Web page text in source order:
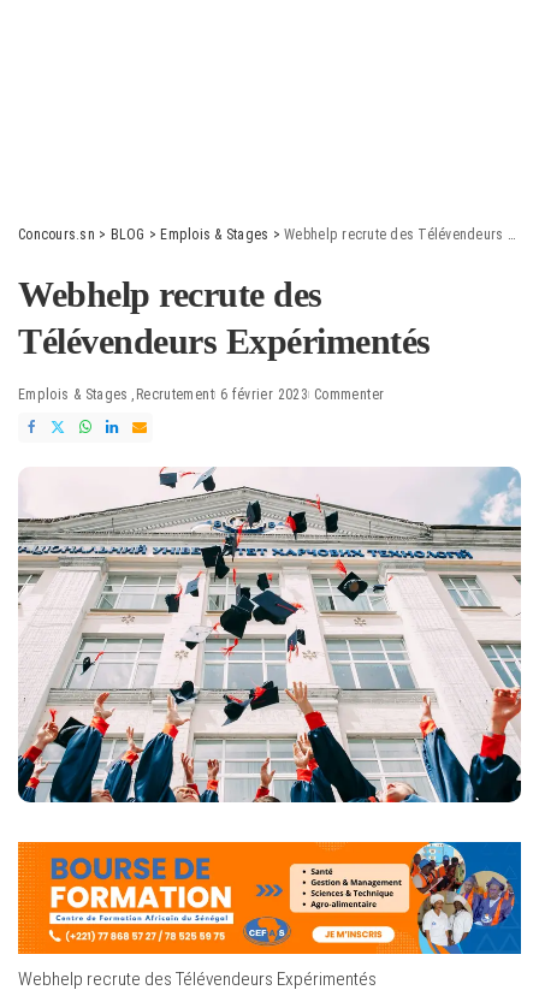
Concours.sn > BLOG > Emplois & Stages >Webhelp recrute des Télévendeurs Expérimentés
Webhelp recrute des
Télévendeurs Expérimentés
Emplois & Stages Recrutement 6 février 2023 Commenter
Webhelp recrute des Télévendeurs Expérimentés